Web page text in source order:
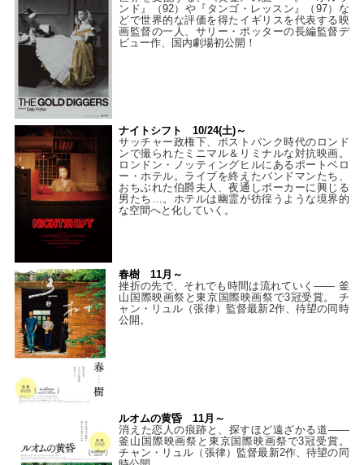
ンド』（92）や『タンゴ・レッスン』（97）な
どで世界的な評価を得たイギリスを代表する映
画監督の一人、サリー・ポッターの長編監督デ
ビュー作、国内劇場初公開！
ナイトシフト 10/24(土)～
サッチャー政権下、ポストパンク時代のロンド
ンで撮られたミニマル＆リミナルな対抗映画。
ロンドン・ノッティングヒルにあるポートベロ
ー・ホテル。ライブを終えたバンドマンたち、
おちぶれた伯爵夫人、夜通しポーカーに興じる
男たち…。ホテルは幽霊が彷徨うような境界的
な空間へと化していく。
春樹 11月～
挫折の先で、それでも時間は流れていく—— 釜
山国際映画祭と東京国際映画祭で3冠受賞。 チ
ャン・リュル（張律）監督最新2作、待望の同時
公開。
ルオムの黄昏 11月～
消えた恋人の痕跡と、探すほど遠ざかる道——
釜山国際映画祭と東京国際映画祭で3冠受賞。
チャン・リュル（張律）監督最新2作、待望の同